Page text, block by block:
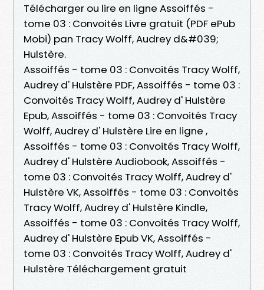
Télécharger ou lire en ligne Assoiffés -
tome 03 : Convoités Livre gratuit (PDF ePub
Mobi) pan Tracy Wolff, Audrey d&#039;
Hulstère.
Assoiffés - tome 03 : Convoités Tracy Wolff,
Audrey d' Hulstère PDF, Assoiffés - tome 03 :
Convoités Tracy Wolff, Audrey d' Hulstère
Epub, Assoiffés - tome 03 : Convoités Tracy
Wolff, Audrey d' Hulstère Lire en ligne ,
Assoiffés - tome 03 : Convoités Tracy Wolff,
Audrey d' Hulstère Audiobook, Assoiffés -
tome 03 : Convoités Tracy Wolff, Audrey d'
Hulstère VK, Assoiffés - tome 03 : Convoités
Tracy Wolff, Audrey d' Hulstère Kindle,
Assoiffés - tome 03 : Convoités Tracy Wolff,
Audrey d' Hulstère Epub VK, Assoiffés -
tome 03 : Convoités Tracy Wolff, Audrey d'
Hulstère Téléchargement gratuit